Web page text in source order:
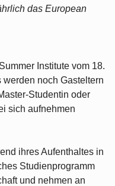
das European
Institute vom 18.
werden noch Gasteltern
Studentin oder
sich aufnehmen
ihres Aufenthaltes in
Studienprogramm
und nehmen an